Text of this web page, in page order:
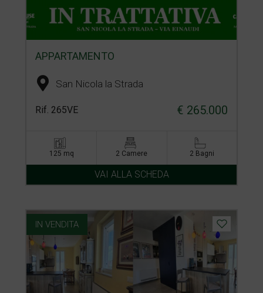
APPARTAMENTO
San Nicola la Strada
Rif. 265VE € 265.000
125 mq 2 Camere 2 Bagni
VAI ALLA SCHEDA
IN VENDITA